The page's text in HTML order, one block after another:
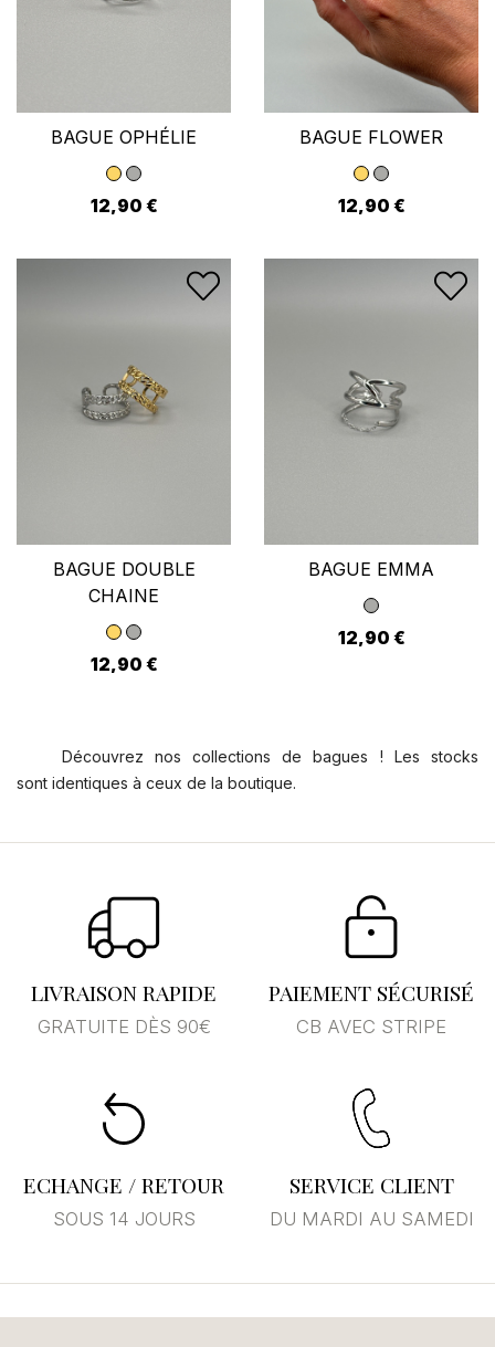
BAGUE OPHÉLIE
12,90 €
BAGUE FLOWER
12,90 €
BAGUE DOUBLE
CHAINE
12,90 €
BAGUE EMMA
12,90 €
Découvrez nos collections de bagues ! Les stocks
sont identiques à ceux de la boutique.
LIVRAISON RAPIDE
GRATUITE DÈS 90€
PAIEMENT SÉCURISÉ
CB AVEC STRIPE
ECHANGE / RETOUR
SOUS 14 JOURS
SERVICE CLIENT
DU MARDI AU SAMEDI